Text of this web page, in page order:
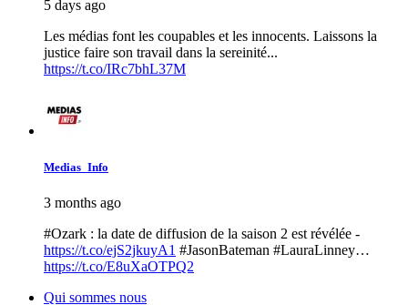
5 days ago
Les médias font les coupables et les innocents. Laissons la
justice faire son travail dans la sereinité...
https://t.co/IRc7bhL37M
Medias_Info
3 months ago
#Ozark : la date de diffusion de la saison 2 est révélée -
https://t.co/ejS2jkuyA1 #JasonBateman #LauraLinney…
https://t.co/E8uXaOTPQ2
Qui sommes nous